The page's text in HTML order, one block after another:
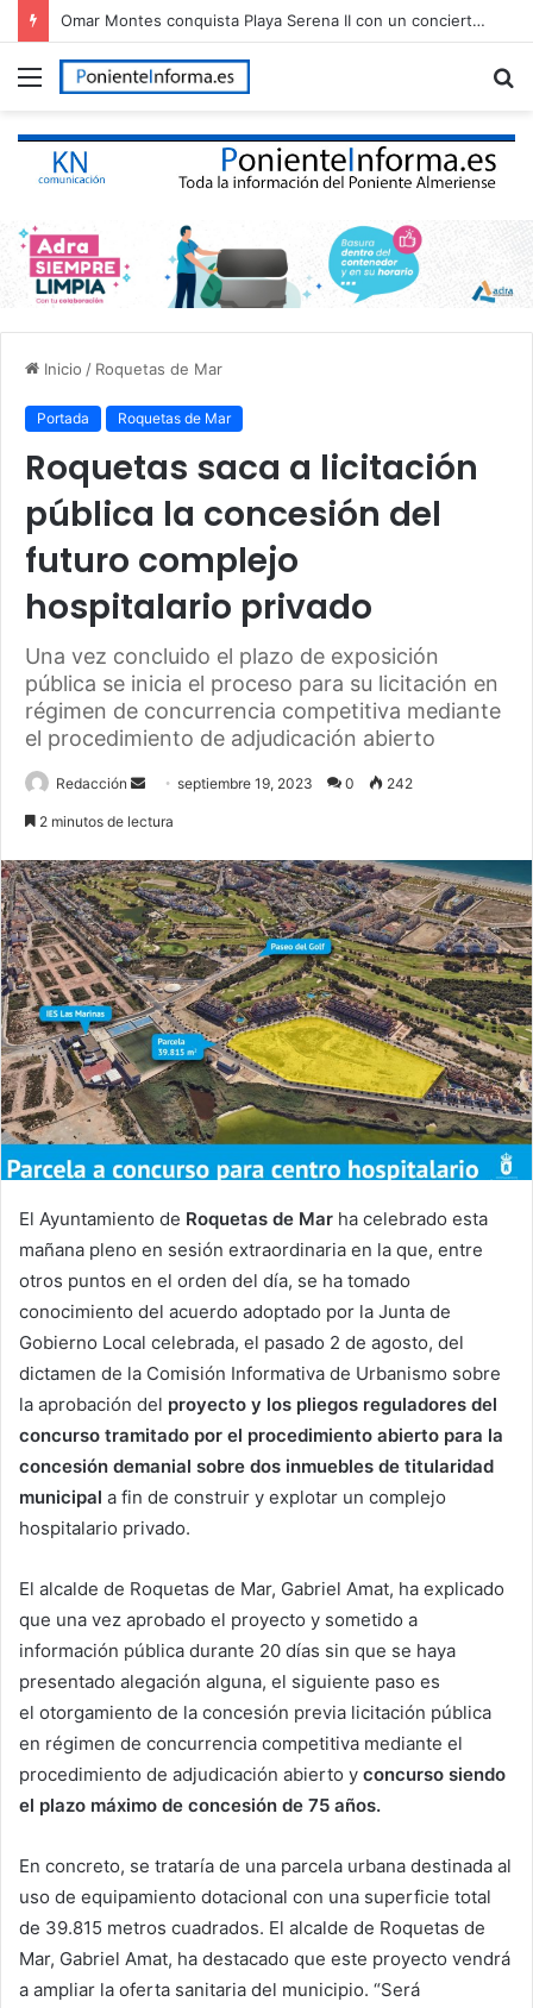
Omar Montes conquista Playa Serena II con un concierto multitudinario en Roquetas de Mar
Menú
Inicio / Roquetas de Mar
Portada Roquetas de Mar
Roquetas saca a licitación
pública la concesión del
futuro complejo
hospitalario privado
Una vez concluido el plazo de exposición
pública se inicia el proceso para su licitación en
régimen de concurrencia competitiva mediante
el procedimiento de adjudicación abierto
Redacción
Sendseptiembre 19, 2023 0 242
2 minutos de lectura
El Ayuntamiento de Roquetas de Mar ha celebrado esta
mañana pleno en sesión extraordinaria en la que, entre
otros puntos en el orden del día, se ha tomado
conocimiento del acuerdo adoptado por la Junta de
Gobierno Local celebrada, el pasado 2 de agosto, del
dictamen de la Comisión Informativa de Urbanismo sobre
la aprobación del proyecto y los pliegos reguladores del
concurso tramitado por el procedimiento abierto para la
concesión demanial sobre dos inmuebles de titularidad
municipal a fin de construir y explotar un complejo
hospitalario privado.
El alcalde de Roquetas de Mar, Gabriel Amat, ha explicado
que una vez aprobado el proyecto y sometido a
información pública durante 20 días sin que se haya
presentado alegación alguna, el siguiente paso es
el otorgamiento de la concesión previa licitación pública
en régimen de concurrencia competitiva mediante el
procedimiento de adjudicación abierto y concurso siendo
el plazo máximo de concesión de 75 años.
En concreto, se trataría de una parcela urbana destinada al
uso de equipamiento dotacional con una superficie total
de 39.815 metros cuadrados. El alcalde de Roquetas de
Mar, Gabriel Amat, ha destacado que este proyecto vendrá
a ampliar la oferta sanitaria del municipio. “Será